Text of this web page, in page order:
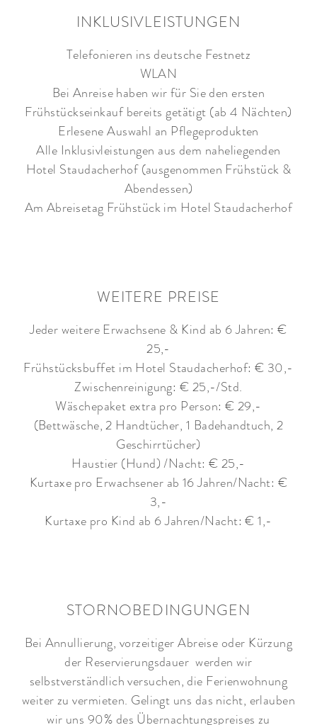
INKLUSIVLEISTUNGEN
Telefonieren ins deutsche Festnetz
WLAN
Bei Anreise haben wir für Sie den ersten
Frühstückseinkauf bereits getätigt (ab 4 Nächten)
Erlesene Auswahl an Pflegeprodukten
Alle Inklusivleistungen aus dem naheliegenden
Hotel Staudacherhof (ausgenommen Frühstück &
Abendessen)
Am Abreisetag Frühstück im Hotel Staudacherhof
WEITERE PREISE
Jeder weitere Erwachsene & Kind ab 6 Jahren: €
25,-
Frühstücksbuffet im Hotel Staudacherhof: € 30,-
Zwischenreinigung: € 25,-/Std.
Wäschepaket extra pro Person: € 29,-
(Bettwäsche, 2 Handtücher, 1 Badehandtuch, 2
Geschirrtücher)
Haustier (Hund) /Nacht: € 25,-
Kurtaxe pro Erwachsener ab 16 Jahren/Nacht: €
3,-
Kurtaxe pro Kind ab 6 Jahren/Nacht: € 1,-
STORNOBEDINGUNGEN
Bei Annullierung, vorzeitiger Abreise oder Kürzung
der Reservierungsdauer werden wir
selbstverständlich versuchen, die Ferienwohnung
weiter zu vermieten. Gelingt uns das nicht, erlauben
wir uns 90% des Übernachtungspreises zu